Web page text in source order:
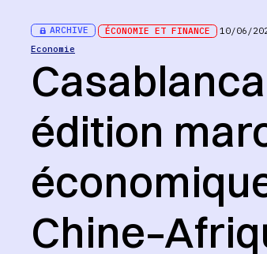
ARCHIVE ÉCONOMIE ET FINANCE
10/06/
Economie
édition